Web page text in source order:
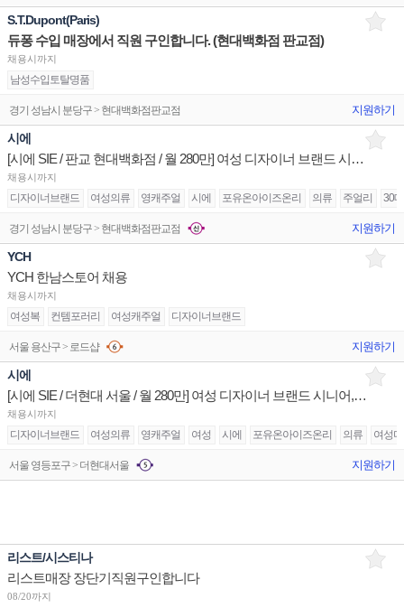
S.T.Dupont(Paris)
듀퐁 수입 매장에서 직원 구인합니다. (현대백화점 판교점)
채용시까지
남성수입토탈명품
경기 성남시 분당구 > 현대백화점판교점 지원하기
시에
[시에 SIE / 판교 현대백화점 / 월 280만] 여성 디자이너 브랜드 시니어,주니어 구인
채용시까지
디자이너브랜드 여성의류 영캐주얼 시에 포유온아이즈온리 의류 주얼리 30대
경기 성남시 분당구 > 현대백화점판교점 지원하기
YCH
YCH 한남스토어 채용
채용시까지
여성복 컨템포러리 여성캐주얼 디자이너브랜드
서울 용산구 > 로드샵 지원하기
시에
[시에 SIE / 더현대 서울 / 월 280만] 여성 디자이너 브랜드 시니어,주니어 구인
채용시까지
디자이너브랜드 여성의류 영캐주얼 여성 시에 포유온아이즈온리 의류 여성
서울 영등포구 > 더현대서울 지원하기
리스트/시스티나
리스트매장 장단기직원구인합니다
08/20까지